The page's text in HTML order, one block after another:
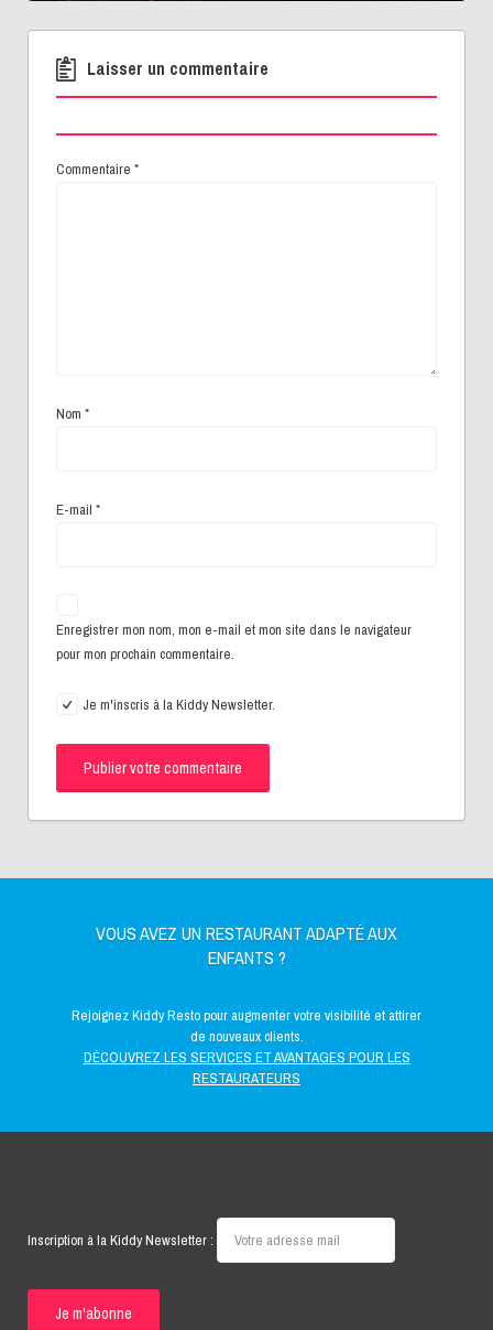
Laisser un commentaire
Commentaire *
Nom *
E-mail *
Enregistrer mon nom, mon e-mail et mon site dans le navigateur
pour mon prochain commentaire.
Je m'inscris à la Kiddy Newsletter.
VOUS AVEZ UN RESTAURANT ADAPTÉ AUX
ENFANTS ?
Rejoignez Kiddy Resto pour augmenter votre visibilité et attirer
de nouveaux clients.
DÉCOUVREZ LES SERVICES ET AVANTAGES POUR LES
RESTAURATEURS
Inscription à la Kiddy Newsletter :